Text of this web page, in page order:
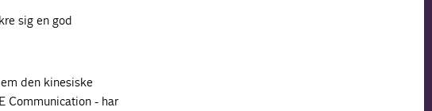
sig en god
den kinesiske
Communication - har